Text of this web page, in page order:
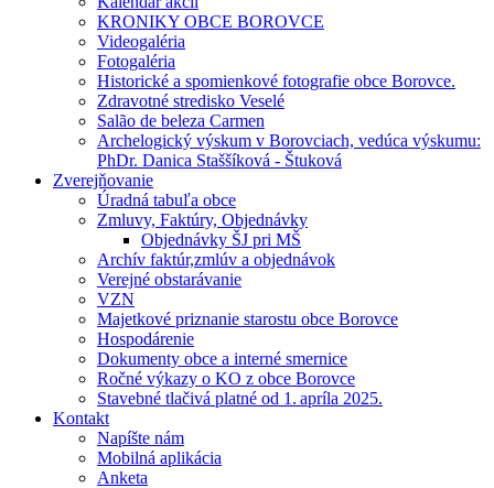
KRONIKY OBCE BOROVCE
Videogaléria
Fotogaléria
Historické a spomienkové fotografie obce Borovce.
Zdravotné stredisko Veselé
Salão de beleza Carmen
Archelogický výskum v Borovciach, vedúca výskumu:
PhDr. Danica Staššíková - Štuková
Zverejňovanie
Úradná tabuľa obce
Zmluvy, Faktúry, Objednávky
Objednávky ŠJ pri MŠ
Archív faktúr,zmlúv a objednávok
Verejné obstarávanie
VZN
Majetkové priznanie starostu obce Borovce
Hospodárenie
Dokumenty obce a interné smernice
Ročné výkazy o KO z obce Borovce
Stavebné tlačivá platné od 1. apríla 2025.
Kontakt
Napíšte nám
Mobilná aplikácia
Anketa